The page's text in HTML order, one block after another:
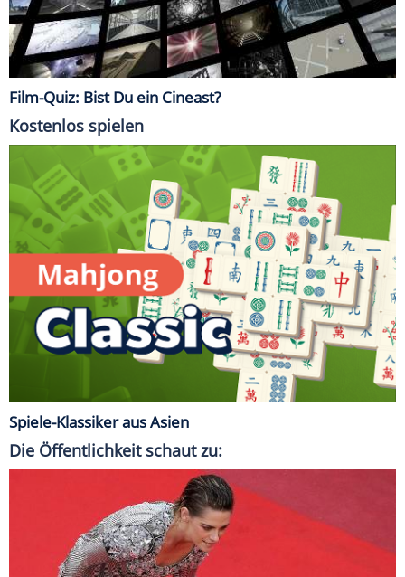
Film-Quiz: Bist Du ein Cineast?
Kostenlos spielen
Spiele-Klassiker aus Asien
Die Öffentlichkeit schaut zu: